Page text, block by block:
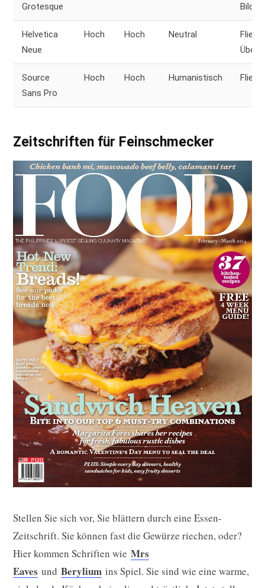
Grotesque
Helvetica
Neue
Hoch Hoch Neutral
Source
Sans Pro
Hoch Hoch Humanistisch
Zeitschriften für Feinschmecker
Stellen Sie sich vor, Sie blättern durch eine Essen-
Zeitschrift. Sie können fast die Gewürze riechen, oder?
Hier kommen Schriften wie Mrs
Eaves und Berylium ins Spiel. Sie sind wie eine warme,